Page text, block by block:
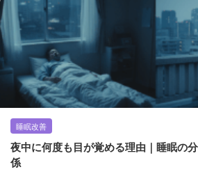
睡眠改善
夜中に何度も目が覚める理由｜睡眠の
係